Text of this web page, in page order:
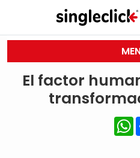
El factor